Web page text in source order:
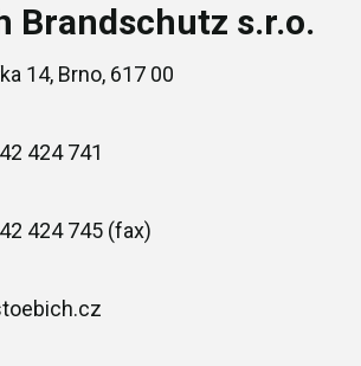
Brandschutz s.r.o.
14, Brno, 617 00
424 741
424 745 (fax)